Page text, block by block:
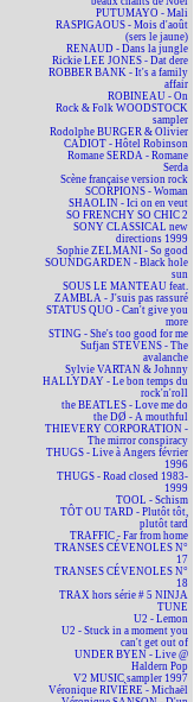
PUTUMAYO - Mali
RASPIGAOUS - Mois d'août
(sers le jaune)
RENAUD - Dans la jungle
Rickie LEE JONES - Dat dere
ROBBER BANK - It's a family
affair
ROBINEAU - On
Rock & Folk WOODSTOCK
sampler
Rodolphe BURGER & Olivier
CADIOT - Hôtel Robinson
Romane SERDA - Romane
Serda
Scène française version rock
SCORPIONS - Woman
SHAOLIN - Ici on en veut
SO FRENCHY SO CHIC 2
SONY CLASSICAL new
directions 1999
Sophie ZELMANI - So good
SOUNDGARDEN - Black hole
sun
SOUS LE MANTEAU feat.
ZAMBLA - J'suis pas rassuré
STATUS QUO - Can't give you
more
STING - She's too good for me
Sufjan STEVENS - The
avalanche
Sylvie VARTAN & Johnny
HALLYDAY - Le bon temps du
rock'n'roll
the BEATLES - Love me do
the DØ - A mouthful
THIEVERY CORPORATION -
The mirror conspiracy
THUGS - Live à Angers février
1996
THUGS - Road closed 1983-
1999
TOOL - Schism
TÔT OU TARD - Plutôt tôt,
plutôt tard
TRAFFIC - Far from home
TRANSES CÉVENOLES N°
17
TRANSES CÉVENOLES N°
18
TRAX hors série # 5 NINJA
TUNE
U2 - Lemon
U2 - Stuck in a moment you
can't get out of
UNDER BYEN - Live @
Haldern Pop
V2 MUSIC sampler 1997
Véronique RIVIÈRE - Michaël